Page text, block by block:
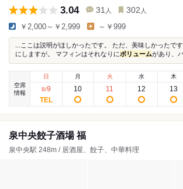
3.04 31 人 302 人
￥2,000～￥2,999 ～￥999
...ここは説明がほしかったです。 ただ、美味しかったで
にしますが。 マフィンはそれなりにボリュームがあり、
空席
情報
日
8/9
月
10
火
11
水
12
木
13
泉中央餃子酒場 福
泉中央駅 248m / 居酒屋、餃子、中華料理